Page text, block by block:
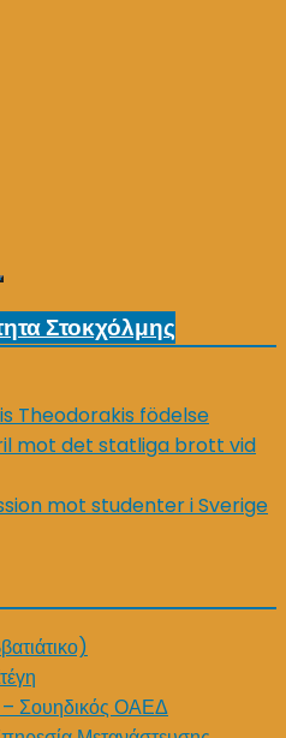
Στοκχόλμης
Theodorakis födelse
mot det statliga brott vid
mot studenter i Sverige
Σουηδικός ΟΑΕΔ